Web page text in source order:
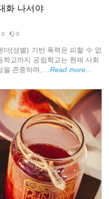
화 나서야
0 0
(성별) 기반 폭력은 피할 수 없
교까지 공립학교는 현재 사회
존중하며, ... Read more...